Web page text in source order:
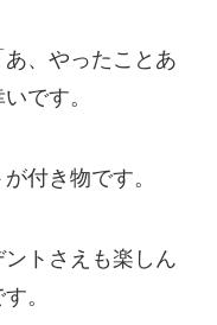
あ、やったことあ
です。
付き物です。
トさえも楽しん
。